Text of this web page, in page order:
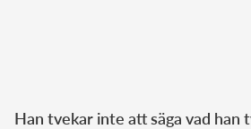
Han tvekar inte att säga vad han